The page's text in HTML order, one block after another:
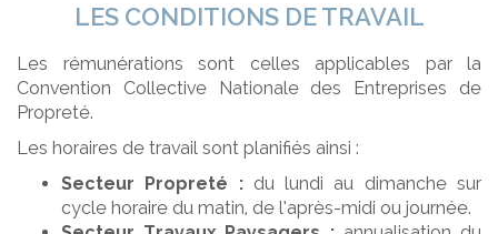
LES CONDITIONS DE TRAVAIL
Les rémunérations sont celles applicables par la
Convention Collective Nationale des Entreprises de
Propreté.
Les horaires de travail sont planifiés ainsi :
Secteur Propreté :du lundi au dimanche sur
cycle horaire du matin, de l’après-midi ou journée.